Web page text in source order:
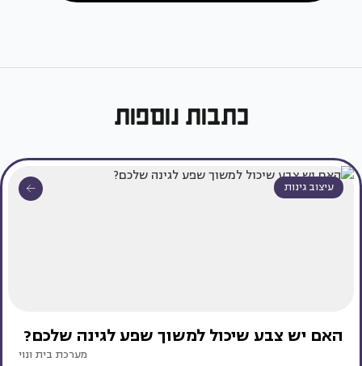
כתבות נוספות
עיצוב גינות
האם יש צבע שיכול למשוך שפע לגינה שלכם?
מערכת בית ונוי